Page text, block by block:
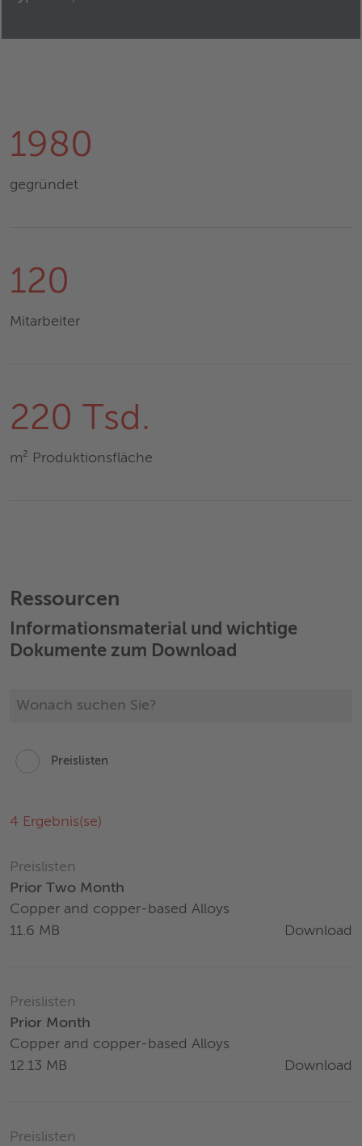
1980
gegründet
120
Mitarbeiter
220 Tsd.
m² Produktionsfläche
Ressourcen
Informationsmaterial und wichtige
Dokumente zum Download
Preislisten
4 Ergebnis(se)
Preislisten
Prior Two Month
Copper and copper-based Alloys
11.6 MB
Download
Preislisten
Prior Month
Copper and copper-based Alloys
12.13 MB
Download
Preislisten